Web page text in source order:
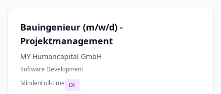
Bauingenieur (m/w/d) -
Projektmanagement
MY Humancapital GmbH
Software Development
MindenFull-time DE